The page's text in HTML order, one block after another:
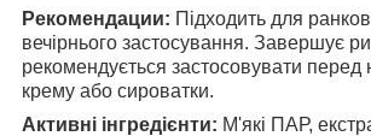
Рекомендации: Підходить для
вечірнього застосування. Завершує
рекомендується застосовувати
крему або сироватки.
Активні інгредієнти: М'які ПАР,